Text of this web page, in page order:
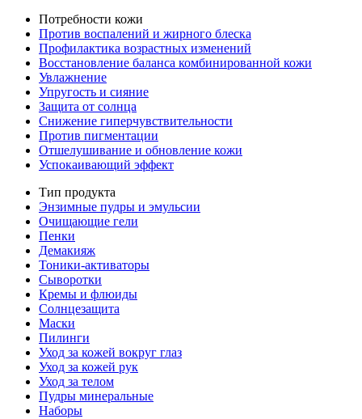
Потребности кожи
Против воспалений и жирного блеска
Профилактика возрастных изменений
Восстановление баланса комбинированной кожи
Увлажнение
Упругость и сияние
Защита от солнца
Снижение гиперчувствительности
Против пигментации
Отшелушивание и обновление кожи
Успокаивающий эффект
Тип продукта
Энзимные пудры и эмульсии
Очищающие гели
Пенки
Демакияж
Тоники-активаторы
Сыворотки
Кремы и флюиды
Солнцезащита
Маски
Пилинги
Уход за кожей вокруг глаз
Уход за кожей рук
Уход за телом
Пудры минеральные
Наборы